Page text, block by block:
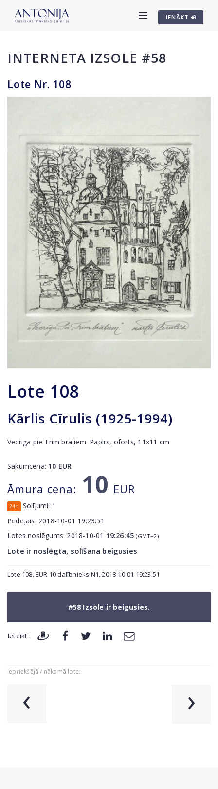
IENĀKT
INTERNETA IZSOLE #58
Lote Nr. 108
Lote 108
Kārlis Cīrulis (1925-1994)
Vecrīga pie Trim brāļiem. Papīrs, oforts, 11x11 cm
Sākumcena: 10 EUR
Āmura cena: 10 EUR
24h Solījumi: 1
Pēdējais: 2018-10-01 19:23:51
Lotes noslēgums: 2018-10-01 19:26:45 (GMT+2)
Lote ir noslēgta, solīšana beigusies
Lote 108, EUR 10 dalībnieks N1, 2018-10-01 19:23:51
#58 Izsole ir beigusies.
Ieteikt:
Iepriekšējā / nākamā lote:
‹ ›